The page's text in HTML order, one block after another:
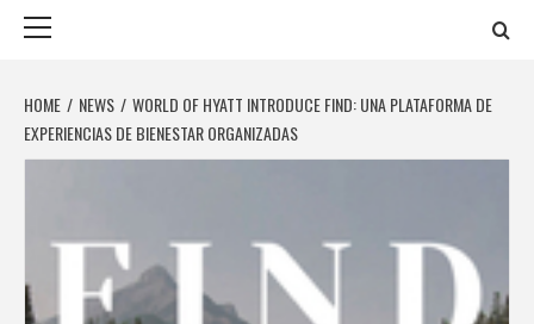
HOME NEWS
WORLD OF HYATT INTRODUCE FIND: UNA PLATAFORMA DE
EXPERIENCIAS DE BIENESTAR ORGANIZADAS